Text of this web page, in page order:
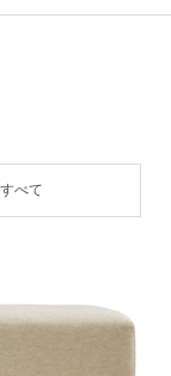
すべて